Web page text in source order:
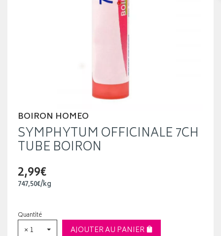
BOIRON HOMEO
SYMPHYTUM OFFICINALE 7CH
TUBE BOIRON
2,99€
747,50€/kg
Quantité
× 1
AJOUTER AU PANIER